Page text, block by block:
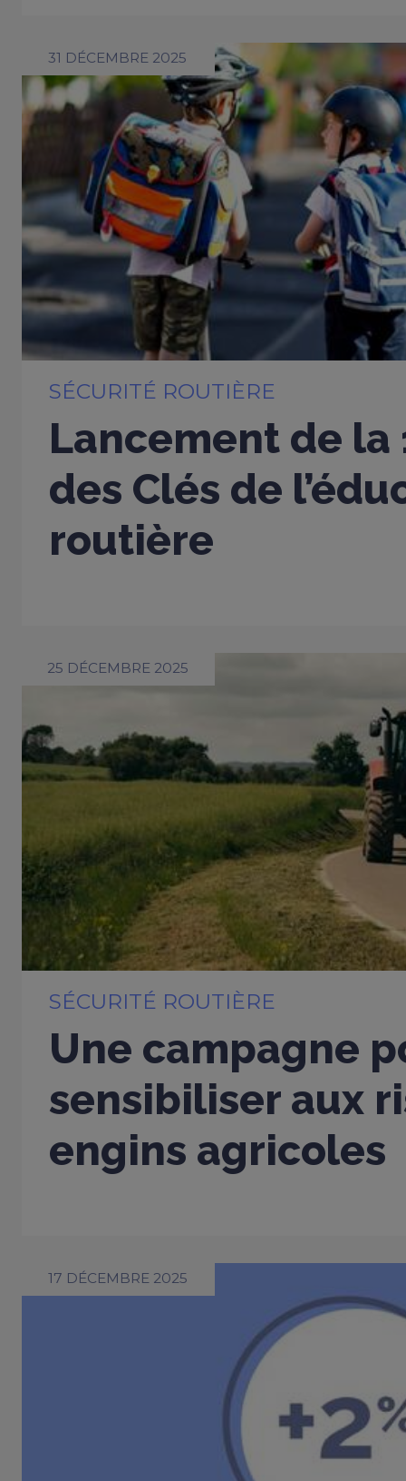
31 DÉCEMBRE 2025
SÉCURITÉ ROUTIÈRE
Lancement de la
des Clés de
routière
25 DÉCEMBRE 2025
SÉCURITÉ ROUTIÈRE
Une campagne
sensibiliser aux
engins agricoles
17 DÉCEMBRE 2025